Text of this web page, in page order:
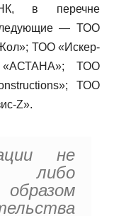
в перечне
— ТОО
ТОО «Искер-
ТОО
ТОО
Z».
не